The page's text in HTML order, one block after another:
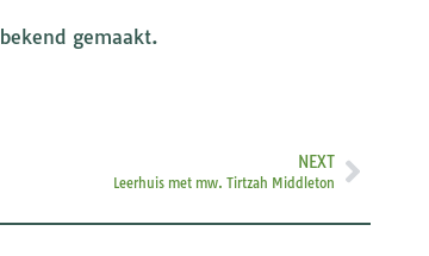
bekend gemaakt.
NEXT
Leerhuis met mw. Tirtzah Middleton